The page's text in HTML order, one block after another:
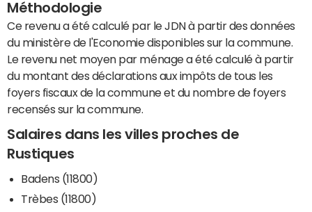
Méthodologie
Ce revenu a été calculé par le JDN à partir des données
du ministère de l'Economie disponibles sur la commune.
Le revenu net moyen par ménage a été calculé à partir
du montant des déclarations aux impôts de tous les
foyers fiscaux de la commune et du nombre de foyers
recensés sur la commune.
Salaires dans les villes proches de
Rustiques
Badens (11800)
Trèbes (11800)